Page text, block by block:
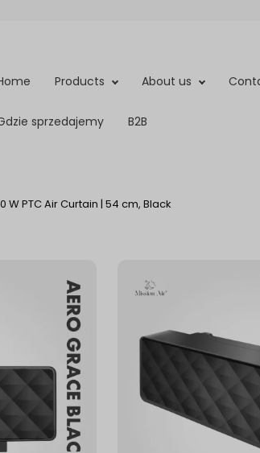
Products About us
sprzedajemy B2B
W PTC Air Curtain | 54 cm, Black